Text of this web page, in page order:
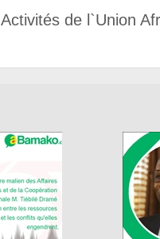
Activités de l`Union